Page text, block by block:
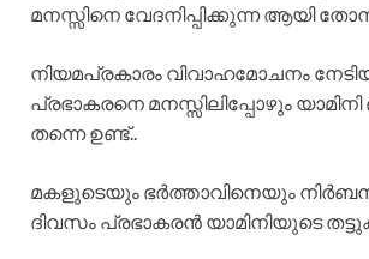
മനസ്സിനെ വേദനിപ്പിക്കുന്ന ആയി
നിയമപ്രകാരം വിവാഹമോചനം
പ്രഭാകരനെ മനസ്സിലിപ്പോഴും
തന്നെ ഉണ്ട്..
മകളുടെയും ഭർത്താവിനെയും
ദിവസം പ്രഭാകരൻ യാമിനിയുടെ